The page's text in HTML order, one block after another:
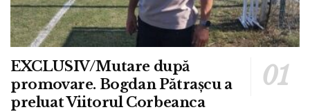
EXCLUSIV/Mutare după
promovare. Bogdan Pătrașcu a
preluat Viitorul Corbeanca